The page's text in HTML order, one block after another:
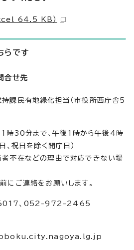
64.5 KB）
らです
合せ先
課民有地緑化担当（市役所西庁舎5
時30分まで、午後1時から午後4時
、祝日を除く開庁日）
不在などの理由で対応できない場
にご連絡をお願いします。
、052-972-2465